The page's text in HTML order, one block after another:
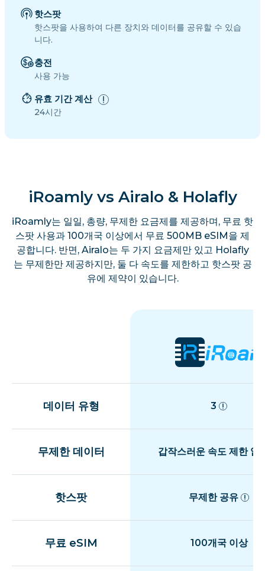
핫스팟
핫스팟을 사용하여 다른 장치와 데이터를 공유할 수 있습
니다.
충전
사용 가능
유효 기간 계산
24시간
iRoamly vs Airalo & Holafly
iRoamly는 일일, 총량, 무제한 요금제를 제공하며, 무료 핫
스팟 사용과 100개국 이상에서 무료 500MB eSIM을 제
공합니다. 반면, Airalo는 두 가지 요금제만 있고 Holafly
는 무제한만 제공하지만, 둘 다 속도를 제한하고 핫스팟 공
유에 제약이 있습니다.
데이터 유형 3
무제한 데이터 갑작스러운 속도 제한 없
핫스팟 무제한 공유
무료 eSIM 100개국 이상